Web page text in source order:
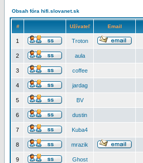
Obsah fóra hifi.slovanet.sk
# Užívateľ Email
1 Troton
2 aula
3 coffee
4 jardag
5 BV
6 dustin
7 Kuba4
8 mrazik
9 Ghost